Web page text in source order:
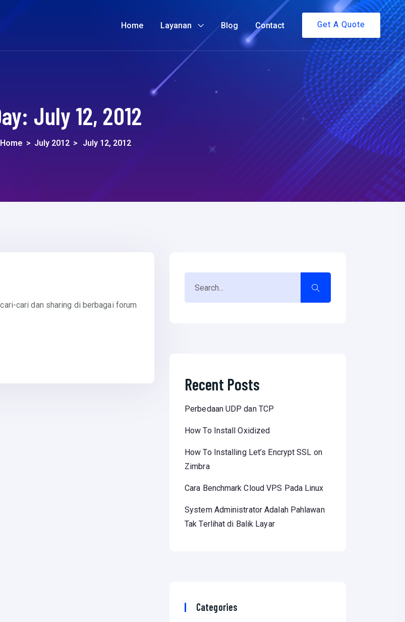
Home Layanan Blog Contact Get A Quote
July 12, 2012
Home > July 2012 > July 12, 2012
cari dan sharing di berbagai forum
Recent Posts
Perbedaan UDP dan TCP
How To Install Oxidized
How To Installing Let’s Encrypt SSL on
Zimbra
Cara Benchmark Cloud VPS Pada Linux
System Administrator Adalah Pahlawan
Tak Terlihat di Balik Layar
Categories